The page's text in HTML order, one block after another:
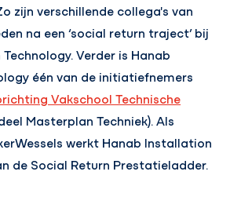
zijn verschillende collega's van
na een ‘social return traject’ bij
Verder is Hanab
één van de initiatiefnemers
Vakschool Technische
Masterplan Techniek). Als
werkt Hanab Installation
de Social Return Prestatieladder.